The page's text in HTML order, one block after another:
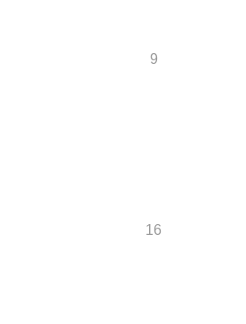
9
16